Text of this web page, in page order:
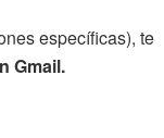
específicas), te
Gmail.